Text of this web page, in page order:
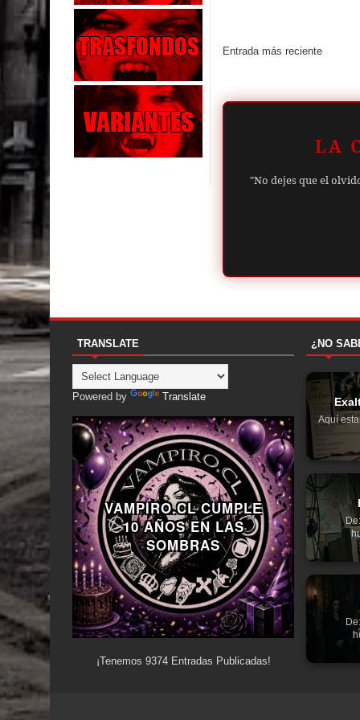
Entrada más reciente
LA
"No dejes que el
TRANSLATE
Powered by Translate
VAMPIRO.CL CUMPLE
10 AÑOS EN LAS
SOMBRAS
¡Tenemos 9374Entradas Publicadas!
¿NO
Aquí